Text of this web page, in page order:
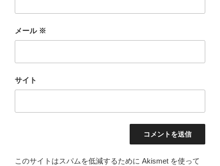
メール ※
サイト
このサイトはスパムを低減するために Akismet を使って